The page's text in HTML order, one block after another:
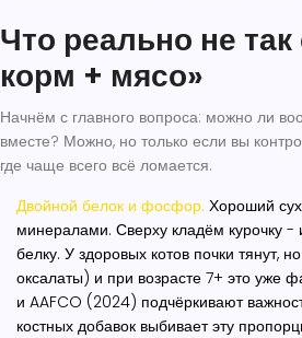
Что реально не
корм + мясо»
Начнём с главного вопроса: можно ли
вместе? Можно, но только если вы
где чаще всего всё ломается.
Двойной белок и фосфор. Хороший
минералами. Сверху кладём курочку
белку. У здоровых котов почки тянут,
оксалаты) и при возрасте 7+ это уже
и AAFCO (2024) подчёркивают
костных добавок выбивает эту